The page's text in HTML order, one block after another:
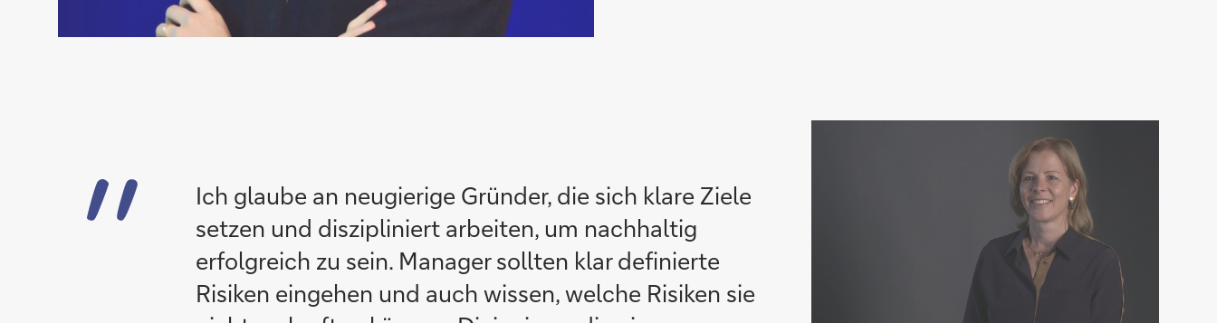
Ich glaube an neugierige Gründer, die sich klare Ziele
setzen und diszipliniert arbeiten, um nachhaltig
erfolgreich zu sein. Manager sollten klar definierte
Risiken eingehen und auch wissen, welche Risiken sie